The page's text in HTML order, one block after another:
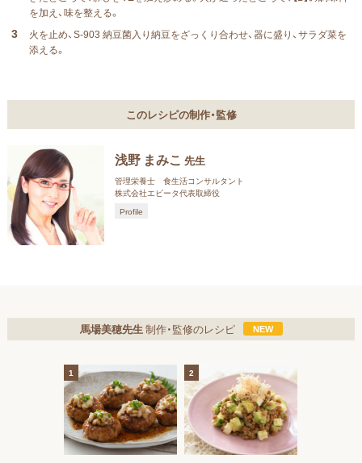
を加え、味を整える。
3
⽕を⽌め、S-903 納豆菌入り納豆をざっくり合わせ、器に盛り、サラダ菜を
添える。
このレシピの制作・監修
浅野 まみこ 先生
管理栄養士 食生活コンサルタント
株式会社エビータ代表取締役
Profile
馬場美穂先生制作・監修のレシピ
1 2